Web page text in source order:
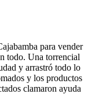
para vender
todo. Una torrencial
y arrastró todo lo
y los productos
clamaron ayuda